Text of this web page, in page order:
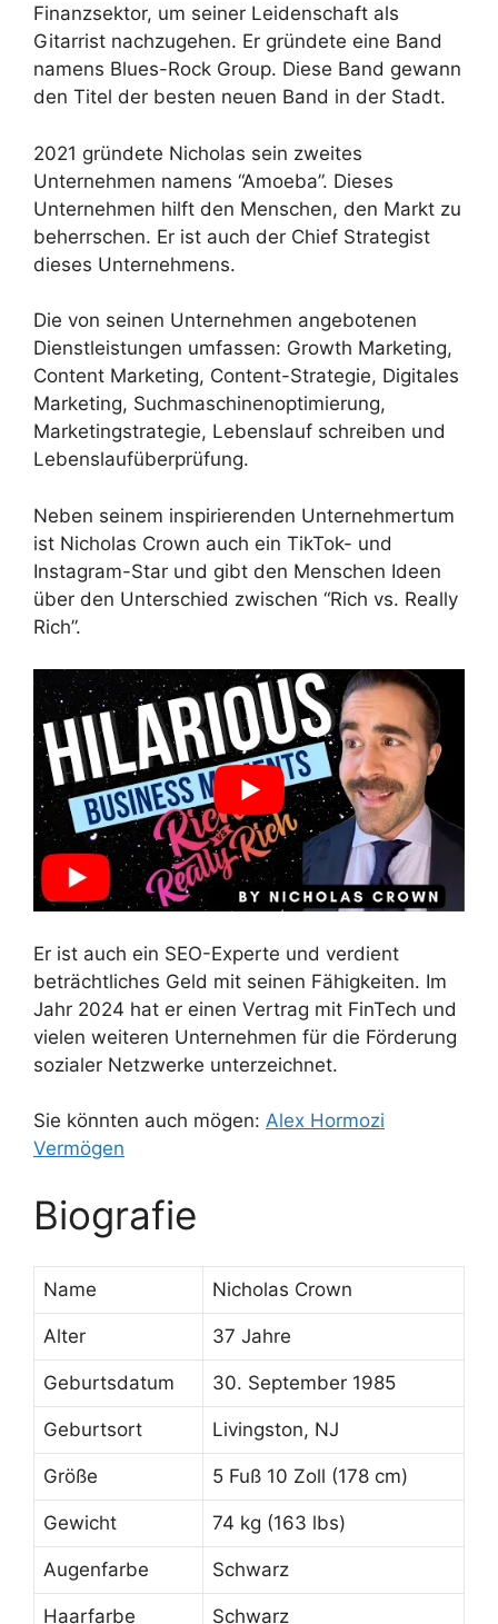
Finanzsektor, um seiner Leidenschaft als
Gitarrist nachzugehen. Er gründete eine Band
namens Blues-Rock Group. Diese Band gewann
den Titel der besten neuen Band in der Stadt.
2021 gründete Nicholas sein zweites
Unternehmen namens “Amoeba”. Dieses
Unternehmen hilft den Menschen, den Markt zu
beherrschen. Er ist auch der Chief Strategist
dieses Unternehmens.
Die von seinen Unternehmen angebotenen
Dienstleistungen umfassen: Growth Marketing,
Content Marketing, Content-Strategie, Digitales
Marketing, Suchmaschinenoptimierung,
Marketingstrategie, Lebenslauf schreiben und
Lebenslaufüberprüfung.
Neben seinem inspirierenden Unternehmertum
ist Nicholas Crown auch ein TikTok- und
Instagram-Star und gibt den Menschen Ideen
über den Unterschied zwischen “Rich vs. Really
Rich”.
Er ist auch ein SEO-Experte und verdient
beträchtliches Geld mit seinen Fähigkeiten. Im
Jahr 2024 hat er einen Vertrag mit FinTech und
vielen weiteren Unternehmen für die Förderung
sozialer Netzwerke unterzeichnet.
Sie könnten auch mögen: Alex Hormozi
Vermögen
Biografie
Name Nicholas Crown
Alter 37 Jahre
Geburtsdatum 30. September 1985
Geburtsort Livingston, NJ
Größe 5 Fuß 10 Zoll (178 cm)
Gewicht 74 kg (163 lbs)
Augenfarbe Schwarz
Haarfarbe Schwarz